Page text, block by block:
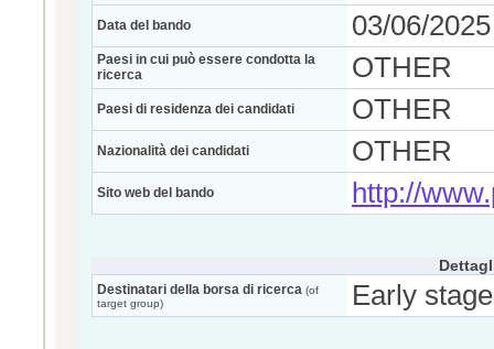
Data del bando 03/06/2025
Paesi in cui può essere condotta la
ricerca
OTHER
Paesi di residenza dei candidati OTHER
Nazionalità dei candidati OTHER
Sito web del bando http://
Destinatari della borsa di ricerca (of
target group)
Early